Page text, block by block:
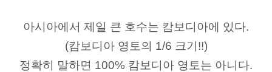
아시아에서 제일 큰 호수는 캄보디아에 있다.
(캄보디아 영토의 1/6 크기!!)
정확히 말하면 100% 캄보디아 영토는 아니다.